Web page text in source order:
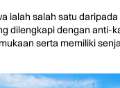
ialah salah satu
dilengkapi dengan anti-
serta memiliki